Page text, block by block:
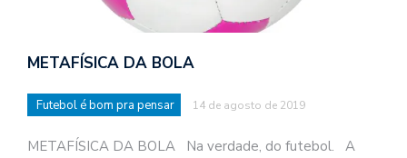
METAFÍSICA DA BOLA
Futebol é bom pra pensar 14 de agosto de 2019
METAFÍSICA DA BOLA Na verdade, do futebol. A